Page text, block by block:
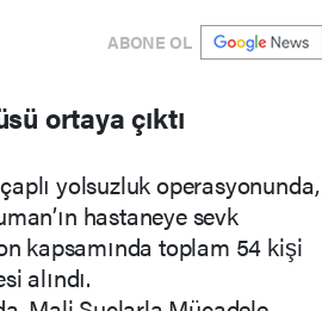
ABONE OL
ortaya çıktı
yolsuzluk operasyonunda,
hastaneye sevk
kapsamında toplam 54 kişi
alındı.